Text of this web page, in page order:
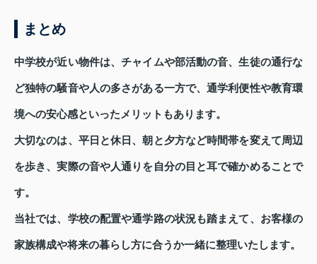
まとめ
中学校が近い物件は、チャイムや部活動の音、生徒の通行な
ど独特の騒音や人の多さがある一方で、通学利便性や教育環
境への安心感といったメリットもあります。
大切なのは、平日と休日、朝と夕方など時間帯を変えて周辺
を歩き、実際の音や人通りを自分の目と耳で確かめることで
す。
当社では、学校の配置や通学路の状況も踏まえて、お客様の
家族構成や将来の暮らし方に合うか一緒に整理いたします。